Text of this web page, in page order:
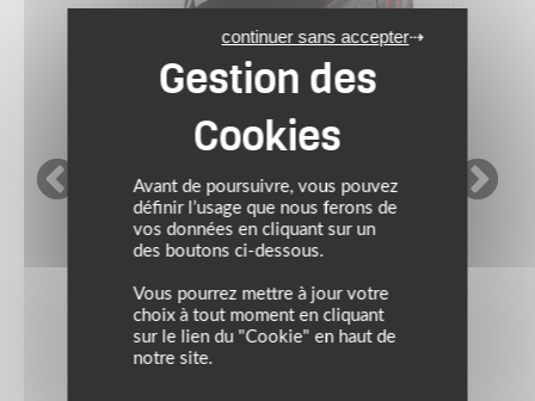
SHARK
Casque RIDILL 2 SPEED-VIB
Mat
Avant de poursuivre, vous pouvez
définir l’usage que nous ferons de
vos données en cliquant sur un
des boutons ci-dessous.
Vous pourrez mettre à jour votre
choix à tout moment en cliquant
sur le lien du "Cookie" en haut de
notre site.
continuer sans accepter